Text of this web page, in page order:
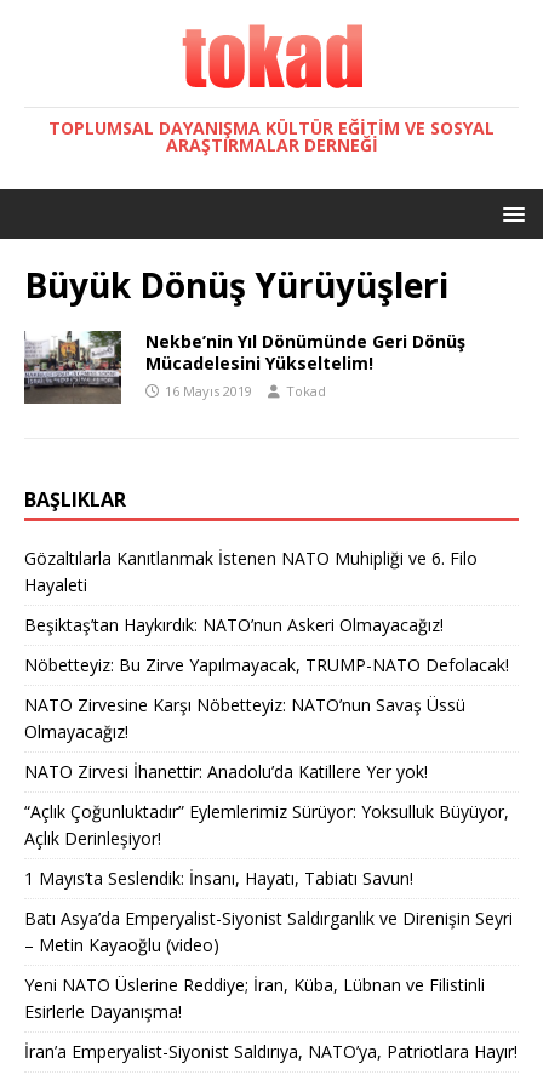
TOPLUMSAL DAYANIŞMA KÜLTÜR EĞITIM VE SOSYAL
ARAŞTIRMALAR DERNEĞI
Büyük Dönüş Yürüyüşleri
Nekbe’nin Yıl Dönümünde Geri Dönüş
Mücadelesini Yükseltelim!
16 Mayıs 2019 Tokad
BAŞLIKLAR
Gözaltılarla Kanıtlanmak İstenen NATO Muhipliği ve 6. Filo
Hayaleti
Beşiktaş’tan Haykırdık: NATO’nun Askeri Olmayacağız!
Nöbetteyiz: Bu Zirve Yapılmayacak, TRUMP-NATO Defolacak!
NATO Zirvesine Karşı Nöbetteyiz: NATO’nun Savaş Üssü
Olmayacağız!
NATO Zirvesi İhanettir: Anadolu’da Katillere Yer yok!
“Açlık Çoğunluktadır” Eylemlerimiz Sürüyor: Yoksulluk Büyüyor,
Açlık Derinleşiyor!
1 Mayıs’ta Seslendik: İnsanı, Hayatı, Tabiatı Savun!
Batı Asya’da Emperyalist-Siyonist Saldırganlık ve Direnişin Seyri
– Metin Kayaoğlu (video)
Yeni NATO Üslerine Reddiye; İran, Küba, Lübnan ve Filistinli
Esirlerle Dayanışma!
İran’a Emperyalist-Siyonist Saldırıya, NATO’ya, Patriotlara Hayır!